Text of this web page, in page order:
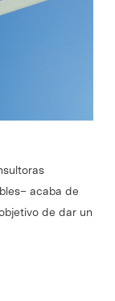
acaba de
de dar un